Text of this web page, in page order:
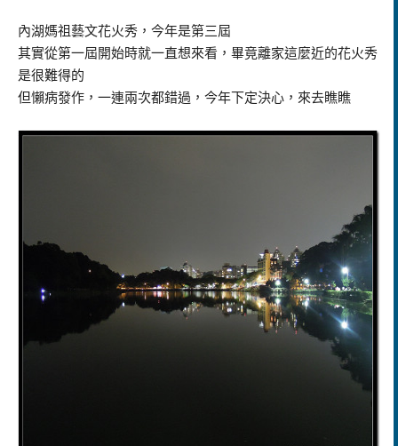
內湖媽祖藝文花火秀，今年是第三屆
其實從第一屆開始時就一直想來看，畢竟離家這麼近的花火秀
是很難得的
但懶病發作，一連兩次都錯過，今年下定決心，來去瞧瞧